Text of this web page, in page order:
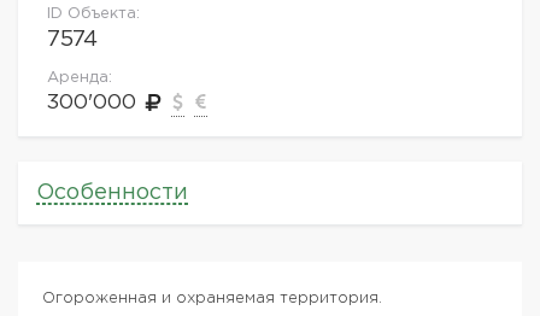
ID Объекта:
7574
Аренда:
300'000
Особенности
Огороженная и охраняемая территория.